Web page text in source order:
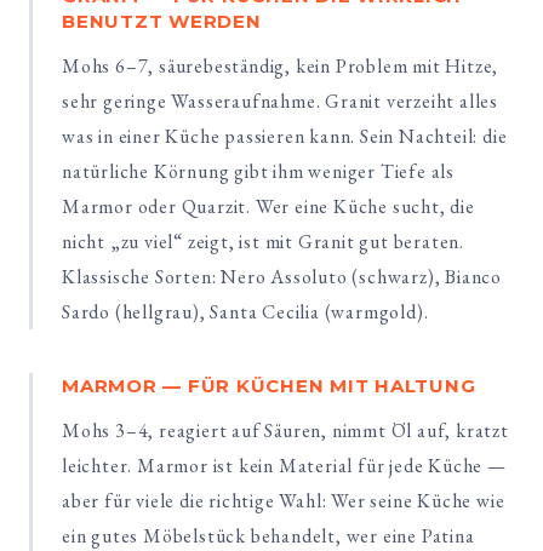
BENUTZT WERDEN
Mohs 6–7, säurebeständig, kein Problem mit Hitze,
sehr geringe Wasseraufnahme. Granit verzeiht alles
was in einer Küche passieren kann. Sein Nachteil: die
natürliche Körnung gibt ihm weniger Tiefe als
Marmor oder Quarzit. Wer eine Küche sucht, die
nicht „zu viel“ zeigt, ist mit Granit gut beraten.
Klassische Sorten: Nero Assoluto (schwarz), Bianco
Sardo (hellgrau), Santa Cecilia (warmgold).
MARMOR — FÜR KÜCHEN MIT HALTUNG
Mohs 3–4, reagiert auf Säuren, nimmt Öl auf, kratzt
leichter. Marmor ist kein Material für jede Küche —
aber für viele die richtige Wahl: Wer seine Küche wie
ein gutes Möbelstück behandelt, wer eine Patina